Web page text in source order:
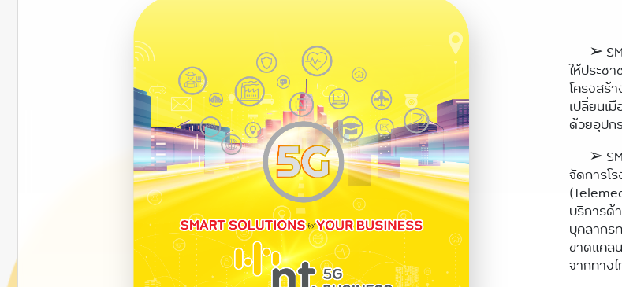
➢
ให้ประช
โครงสร้
เปลี่ยนเ
ด้วยอุปก
➢
จัดการโ
บริการด้
บุคลากร
ขาดแคล
จากทาง